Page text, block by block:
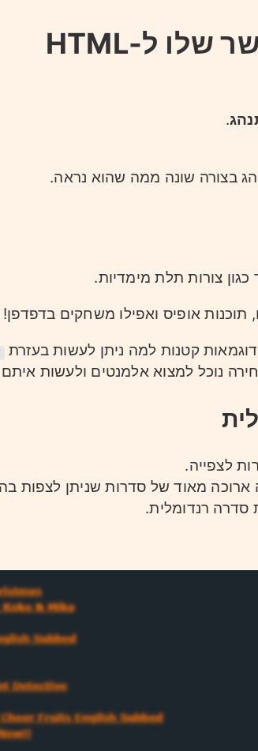
.
בצורה שונה ממה שהוא נראה.
צורות תלת מימדיות.
אופיס ואפילו משחקים בדפדפן!
קטנות למה ניתן לעשות בעזרת
נוכל למצוא אלמנטים ולעשות איתם
לצפייה.
מאוד של סדרות שניתן לצפות
רנדומלית.